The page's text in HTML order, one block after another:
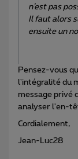
n’est pas
Il faut alors
ensuite un
Pensez-vous
l'intégralité du
message privé
analyser l'en-
Cordialement,
Jean-Luc28